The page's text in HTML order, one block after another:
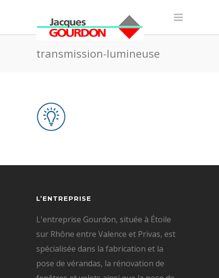
transmission-lumineuse
L’ENTREPRISE
L'entreprise Gourdon, située à Étoile
sur Rhône entre Valence et Privas, est
spécialisée dans la fabrication et la
pose de vérandas, la rénovation de